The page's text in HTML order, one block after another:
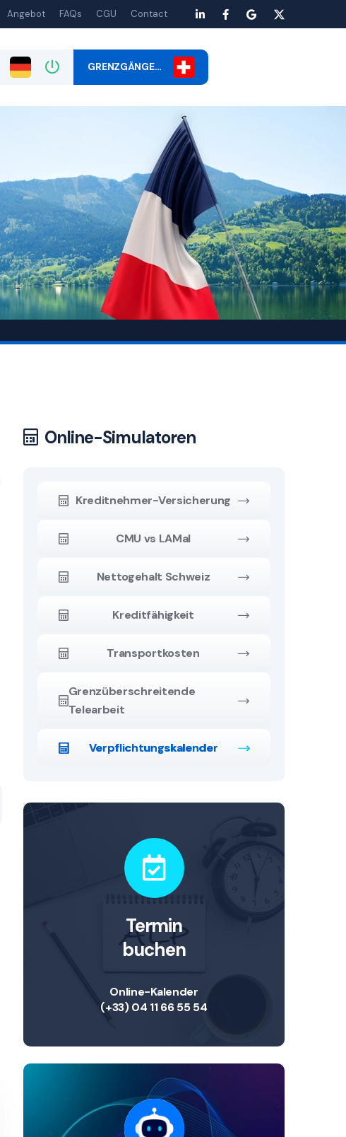
Angebot FAQs CGU Contact
GRENZGÄNGE…
Online-Simulatoren
Kreditnehmer-Versicherung
CMU vs LAMal
Nettogehalt Schweiz
Kreditfähigkeit
Transportkosten
Grenzüberschreitende
Telearbeit
Verpflichtungskalender
Termin
buchen
Online-Kalender
(+33) 04 11 66 55 54